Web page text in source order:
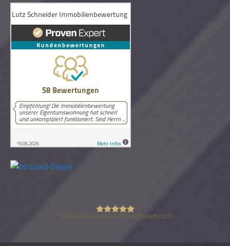
Lutz Schneider Immobilienbewertung
58 Bewertungen auf ProvenExpert.com